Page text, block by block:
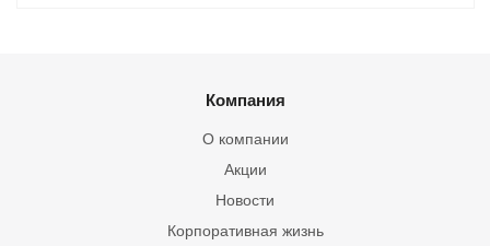
Компания
О компании
Акции
Новости
Корпоративная жизнь